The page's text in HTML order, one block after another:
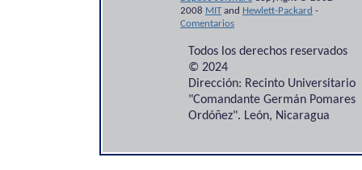
2008 MITand Hewlett-Packard -
Comentarios
Todos los derechos reservados
© 2024
Dirección: Recinto Universitario
"Comandante Germán Pomares
Ordóñez". León, Nicaragua